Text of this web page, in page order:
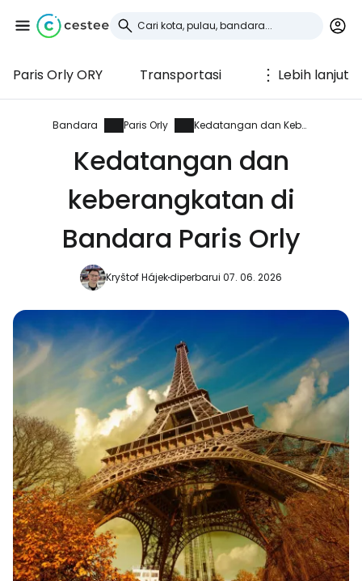
Paris Orly ORY Transportasi Lebih lanjut
Bandara Paris Orly Kedatangan dan Keberangkatan
Kedatangan dan
keberangkatan di
Bandara Paris Orly
Kryštof Hájekdiperbarui 07. 06. 2026
Masuk ke Cestee
... komunitas perjalanan di seluruh dunia
Lanjutkan dengan Google
Lanjutkan dengan Facebook
Lanjutkan dengan email